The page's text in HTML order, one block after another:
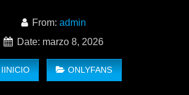
From: admin
Date: marzo 8, 2026
IINICIO ONLYFANS